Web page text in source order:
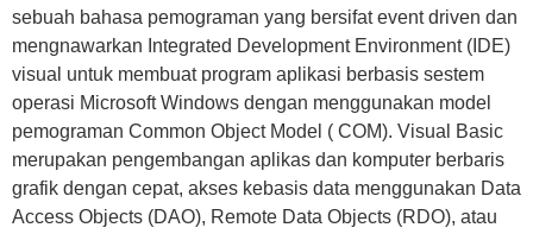
sebuah bahasa pemograman yang bersifat event driven dan
mengnawarkan Integrated Development Environment (IDE)
visual untuk membuat program aplikasi berbasis sestem
operasi Microsoft Windows dengan menggunakan model
pemograman Common Object Model ( COM). Visual Basic
merupakan pengembangan aplikas dan komputer berbaris
grafik dengan cepat, akses kebasis data menggunakan Data
Access Objects (DAO), Remote Data Objects (RDO), atau